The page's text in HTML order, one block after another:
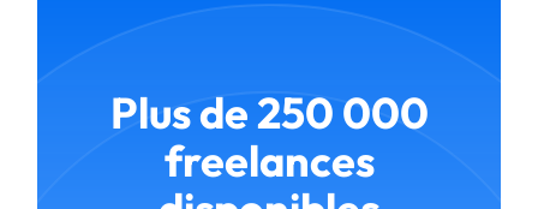
Plus de 250 000
freelances